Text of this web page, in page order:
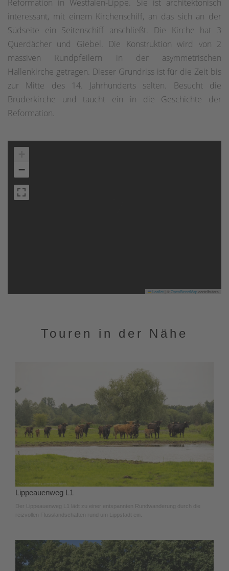
Reformation in Westfalen-Lippe. Sie ist architektonisch
interessant, mit einem Kirchenschiff, an das sich an der
Südseite ein Seitenschiff anschließt. Die Kirche hat 3
Querdächer und Giebel. Die Konstruktion wird von 2
massiven Rundpfeilern in der asymmetrischen
Hallenkirche getragen. Dieser Grundriss ist für die Zeit bis
zur Mitte des 14. Jahrhunderts selten. Besucht die
Brüderkirche und taucht ein in die Geschichte der
Reformation.
−
Leaflet OpenStreetMapcontributors
Touren in der Nähe
Lippeauenweg L1
Der Lippeauenweg L1 lädt zu einer entspannten Rundwanderung durch die
reizvollen Flusslandschaften rund um Lippstadt ein.